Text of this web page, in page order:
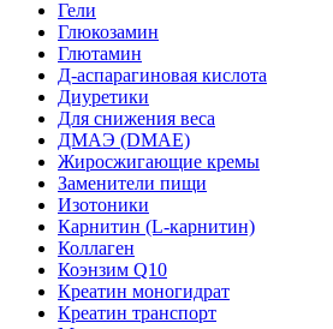
Гели
Глюкозамин
Глютамин
Д-аспарагиновая кислота
Диуретики
Для снижения веса
ДМАЭ (DMAE)
Жиросжигающие кремы
Заменители пищи
Изотоники
Карнитин (L-карнитин)
Коллаген
Коэнзим Q10
Креатин моногидрат
Креатин транспорт